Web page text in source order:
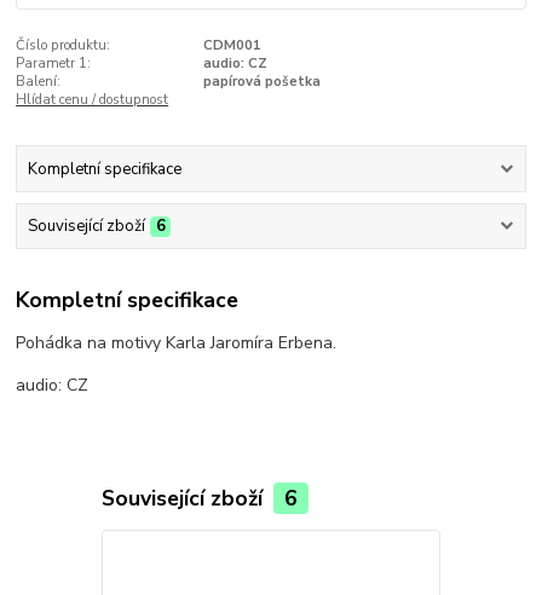
Číslo produktu:
CDM001
Parametr 1:
audio: CZ
Balení:
papírová pošetka
Hlídat cenu / dostupnost
Kompletní specifikace
Související zboží 6
Kompletní specifikace
Pohádka na motivy Karla Jaromíra Erbena.
audio: CZ
Související zboží 6